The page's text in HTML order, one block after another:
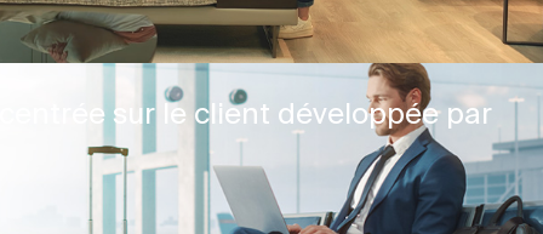
sur le client développée par